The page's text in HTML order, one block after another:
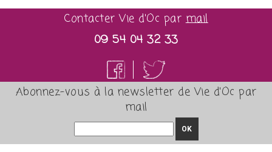
Contacter Vie d'Oc parmail
09 54 04 32 33
Abonnez-vous à la newsletter de Vie d'Oc par
mail
OK